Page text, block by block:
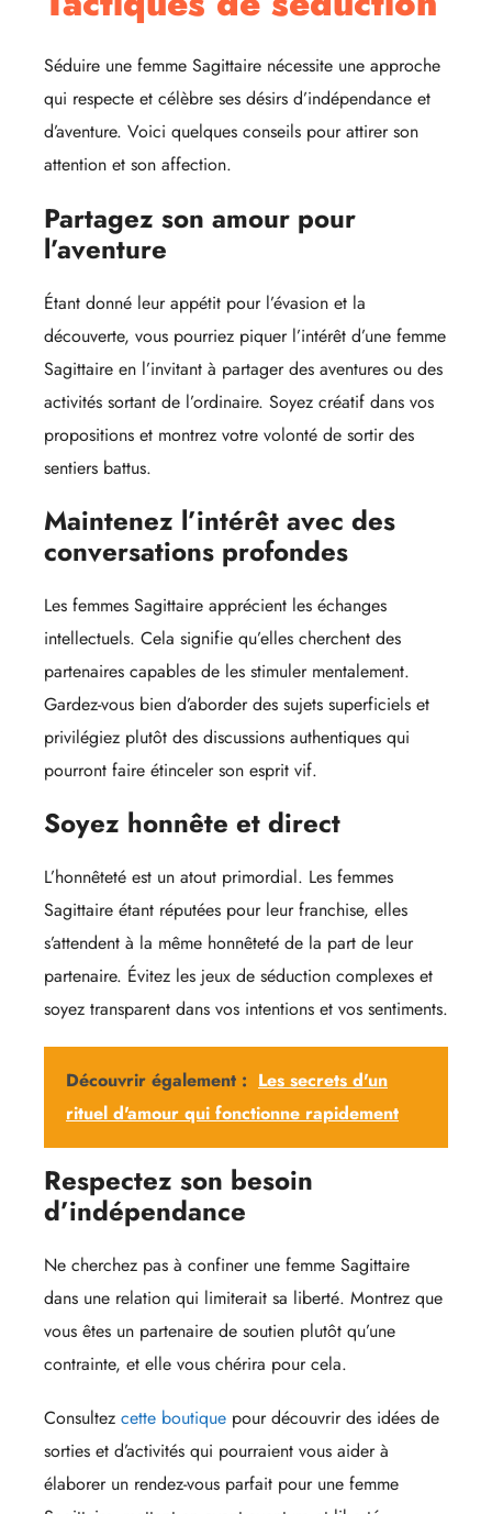
Séduire une femme Sagittaire nécessite une approche
qui respecte et célèbre ses désirs d’indépendance et
d’aventure. Voici quelques conseils pour attirer son
attention et son affection.
Partagez son amour pour
l’aventure
Étant donné leur appétit pour l’évasion et la
découverte, vous pourriez piquer l’intérêt d’une femme
Sagittaire en l’invitant à partager des aventures ou des
activités sortant de l’ordinaire. Soyez créatif dans vos
propositions et montrez votre volonté de sortir des
sentiers battus.
Maintenez l’intérêt avec des
conversations profondes
Les femmes Sagittaire apprécient les échanges
intellectuels. Cela signifie qu’elles cherchent des
partenaires capables de les stimuler mentalement.
Gardez-vous bien d’aborder des sujets superficiels et
privilégiez plutôt des discussions authentiques qui
pourront faire étinceler son esprit vif.
Soyez honnête et direct
L’honnêteté est un atout primordial. Les femmes
Sagittaire étant réputées pour leur franchise, elles
s’attendent à la même honnêteté de la part de leur
partenaire. Évitez les jeux de séduction complexes et
soyez transparent dans vos intentions et vos sentiments.
Découvrir également : Les secrets d'un
rituel d'amour qui fonctionne rapidement
Respectez son besoin
d’indépendance
Ne cherchez pas à confiner une femme Sagittaire
dans une relation qui limiterait sa liberté. Montrez que
vous êtes un partenaire de soutien plutôt qu’une
contrainte, et elle vous chérira pour cela.
Consultez cette boutique pour découvrir des idées de
sorties et d’activités qui pourraient vous aider à
élaborer un rendez-vous parfait pour une femme